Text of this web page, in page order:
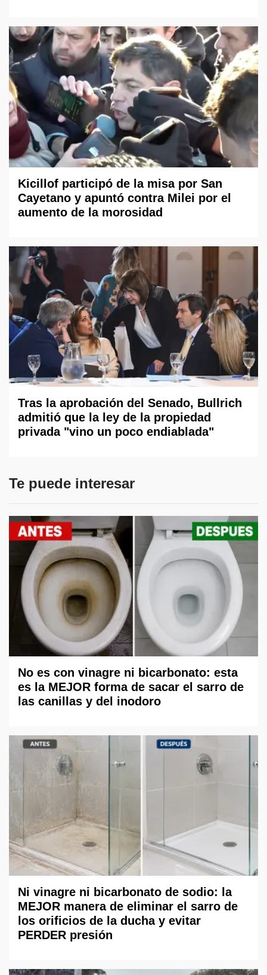
Kicillof participó de la misa por San
Cayetano y apuntó contra Milei por el
aumento de la morosidad
Tras la aprobación del Senado, Bullrich
admitió que la ley de la propiedad
privada "vino un poco endiablada"
Te puede interesar
No es con vinagre ni bicarbonato: esta
es la MEJOR forma de sacar el sarro de
las canillas y del inodoro
Ni vinagre ni bicarbonato de sodio: la
MEJOR manera de eliminar el sarro de
los orificios de la ducha y evitar
PERDER presión